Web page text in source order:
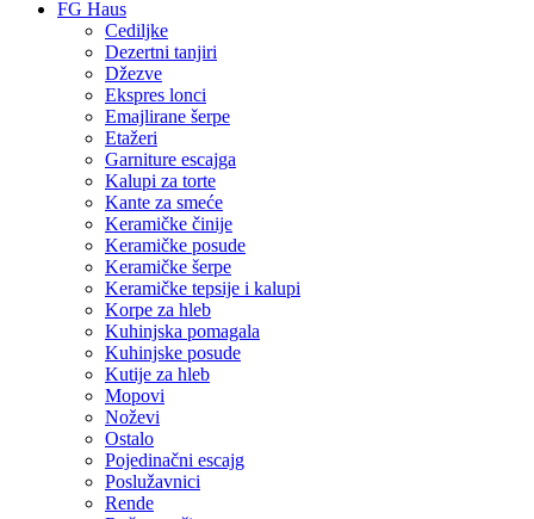
FG Haus
Cediljke
Dezertni tanjiri
Džezve
Ekspres lonci
Emajlirane šerpe
Etažeri
Garniture escajga
Kalupi za torte
Kante za smeće
Keramičke činije
Keramičke posude
Keramičke šerpe
Keramičke tepsije i kalupi
Korpe za hleb
Kuhinjska pomagala
Kuhinjske posude
Kutije za hleb
Mopovi
Noževi
Ostalo
Pojedinačni escajg
Poslužavnici
Rende